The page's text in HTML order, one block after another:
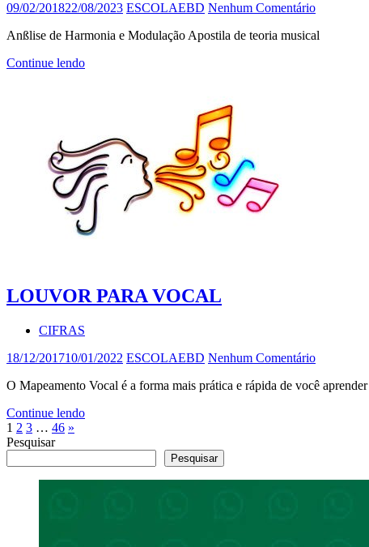
09/02/201822/08/2023 ESCOLAEBD Nenhum Comentário
Anßlise de Harmonia e Modulação Apostila de teoria musical
Continue lendo
LOUVOR PARA VOCAL
CIFRAS
18/12/201710/01/2022 ESCOLAEBD Nenhum Comentário
O Mapeamento Vocal é a forma mais prática e rápida de você
Continue lendo
Paginação
de
posts
1 2 3 … 46 Post
»
Pesquisar
Pesquisar